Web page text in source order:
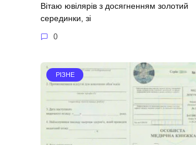
Вітаю ювілярів з досягненням золотий
серединки, зі
0
РІЗНЕ